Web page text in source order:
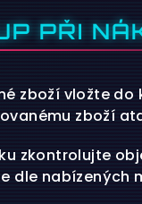
PŘI
zboží vložte
zboží
zkontrolujte
dle nabízených